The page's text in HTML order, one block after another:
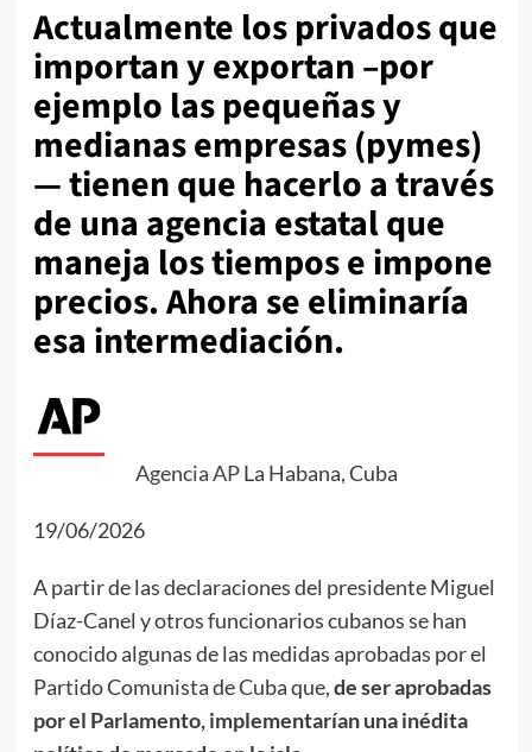
Actualmente los privados que
importan y exportan –por
ejemplo las pequeñas y
medianas empresas (pymes)
— tienen que hacerlo a través
de una agencia estatal que
maneja los tiempos e impone
precios. Ahora se eliminaría
esa intermediación.
Agencia APLa Habana, Cuba
19/06/2026
A partir de las declaraciones del presidente Miguel
Díaz-Canel y otros funcionarios cubanos se han
conocido algunas de las medidas aprobadas por el
Partido Comunista de Cuba que,de ser aprobadas
por el Parlamento, implementarían una inédita